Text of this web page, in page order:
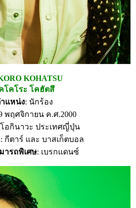
KOHATSU
โคโระ โคฮัตสึ
แหน่ง: นักร้อง
พฤศจิกายน ค.ศ.2000
อกินาวะ ประเทศญี่ปุ่น
: กีตาร์ และ บาสเก็ตบอล
ารถพิเศษ: เบรกแดนซ์